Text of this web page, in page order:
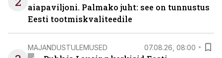
aiapaviljoni. Palmako juht: see on tunnustus
Eesti tootmiskvaliteedile
MAJANDUSTULEMUSED 07.08.26, 08:00